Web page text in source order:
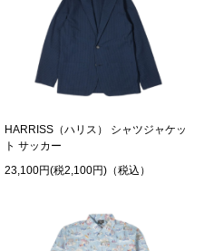
HARRISS（ハリス） シャツジャケッ
ト サッカー
23,100円(税2,100円)（税込）